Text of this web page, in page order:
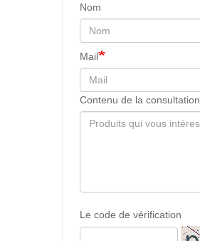
Nom
Mail
Contenu de la consultation
Le code de vérification